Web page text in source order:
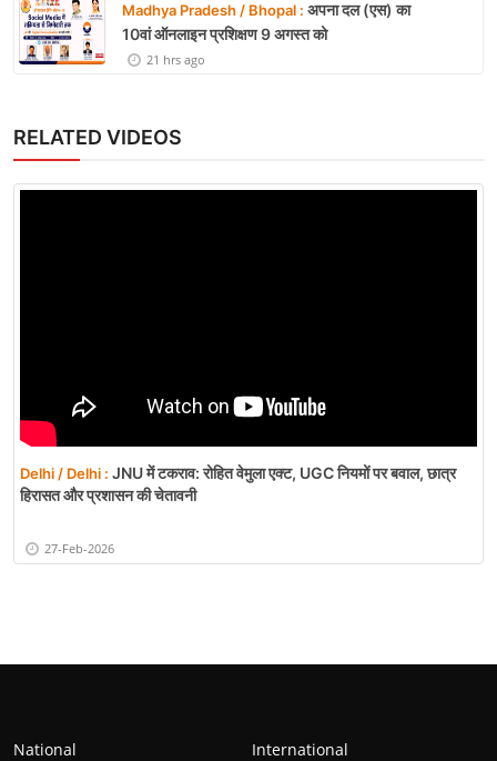
Madhya Pradesh / Bhopal : अपना दल (एस) का
10वां ऑनलाइन प्रशिक्षण 9 अगस्त को
21 hrs ago
RELATED VIDEOS
Delhi / Delhi : JNU में टकराव: रोहित वेमुला एक्ट, UGC नियमों पर बवाल, छात्र
हिरासत और प्रशासन की चेतावनी
27-Feb-2026
National
International